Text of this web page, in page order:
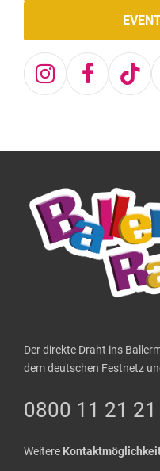
Instagram
Der direkte Draht ins
dem deutschen Festnetz
0800 11 21 21
Weitere